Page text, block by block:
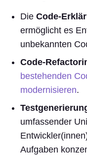
Die Code-
ermöglicht es
unbekannten
Code-
bestehenden
modernisieren.
umfassender
Aufgaben